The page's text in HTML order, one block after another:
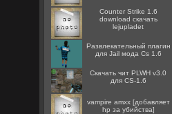
Counter Strike 1.6
download скачать
lejupladet
Развлекательный плагин
для Jail мода Cs 1.6
Скачать чит PLWH v3.0
для CS-1.6
vampire amxx [добавляет
hp за убийства]